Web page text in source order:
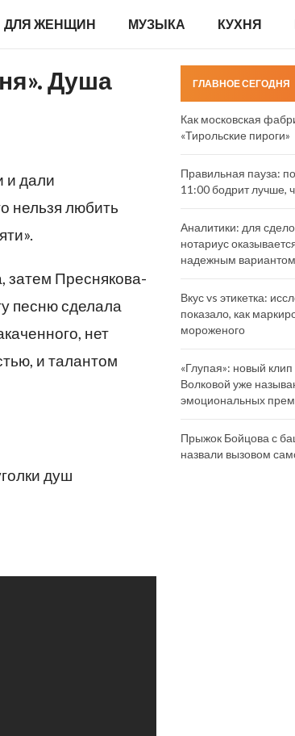
ДЛЯ ЖЕНЩИН МУЗЫКА КУХНЯ
Душа
и дали
нельзя любить
затем Преснякова-
песню сделала
нет
и талантом
душ
ГЛАВНОЕ СЕГОДНЯ
Как московская
«Тирольские пироги»
Правильная пауза:
11:00 бодрит лучше,
Аналитики: для
нотариус
надежным вариантом
Вкус vs этикетка:
показало, как
мороженого
«Глупая»: новый
Волковой уже
эмоциональных
Прыжок Бойцова с
назвали вызовом